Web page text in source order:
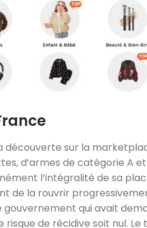
découverte sur la
d’armes de catégorie A
l’intégralité de sa
de la rouvrir
qui avait
risque de récidive soit nul.